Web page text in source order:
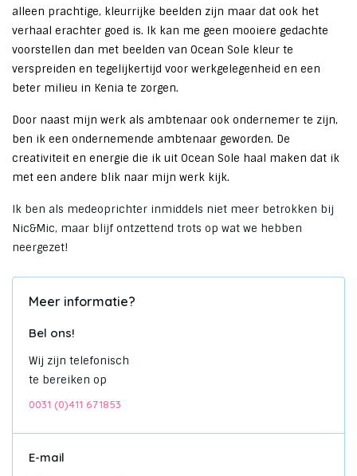
alleen prachtige, kleurrijke beelden zijn maar dat ook het
verhaal erachter goed is. Ik kan me geen mooiere gedachte
voorstellen dan met beelden van Ocean Sole kleur te
verspreiden en tegelijkertijd voor werkgelegenheid en een
beter milieu in Kenia te zorgen.
Door naast mijn werk als ambtenaar ook ondernemer te zijn,
ben ik een ondernemende ambtenaar geworden. De
creativiteit en energie die ik uit Ocean Sole haal maken dat ik
met een andere blik naar mijn werk kijk.
Ik ben als medeoprichter inmiddels niet meer betrokken bij
Nic&Mic, maar blijf ontzettend trots op wat we hebben
neergezet!
Meer informatie?
Bel ons!
Wij zijn telefonisch
te bereiken op
0031 (0)411 671853
E-mail